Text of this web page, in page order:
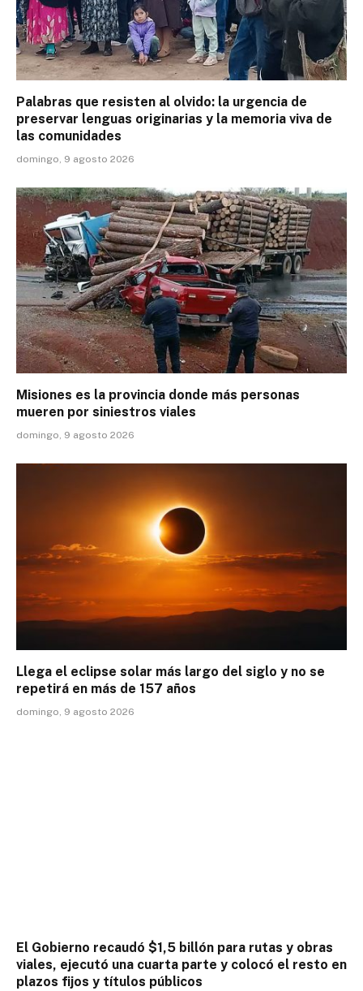
Palabras que resisten al olvido: la urgencia de
preservar lenguas originarias y la memoria viva de
las comunidades
domingo, 9 agosto 2026
Misiones es la provincia donde más personas
mueren por siniestros viales
domingo, 9 agosto 2026
Llega el eclipse solar más largo del siglo y no se
repetirá en más de 157 años
domingo, 9 agosto 2026
El Gobierno recaudó $1,5 billón para rutas y obras
viales, ejecutó una cuarta parte y colocó el resto en
plazos fijos y títulos públicos